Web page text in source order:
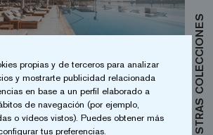
Beach Club en Dubai es el
cómo la excelencia en el diseño y la
propias y de terceros para analizar
y mostrarte publicidad relacionada
en base a un perfil elaborado a
de navegación (por ejemplo,
o vídeos vistos). Puedes obtener más
tus preferencias.